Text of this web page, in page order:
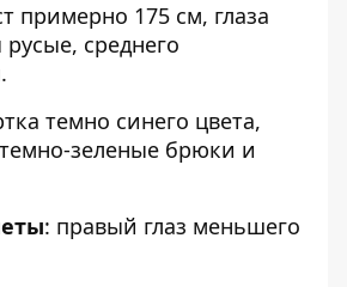
примерно 175 см, глаза
среднего
темно синего цвета,
зеленые брюки и
: правый глаз меньшего